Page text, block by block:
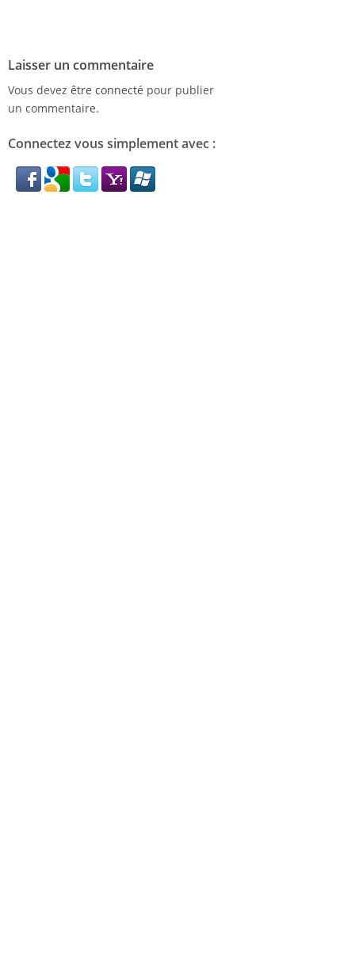
Laisser un commentaire
Vous devez être connecté pour publier
un commentaire.
Connectez vous simplement avec :